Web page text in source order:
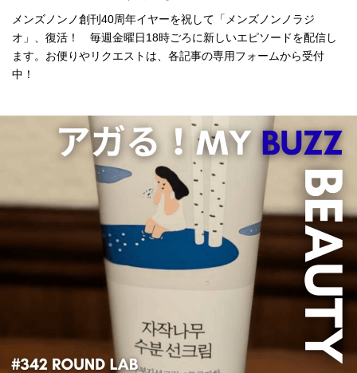
メンズノンノ創刊40周年イヤーを祝して「メンズノンノラジ
オ」、復活！ 毎週金曜日18時ごろに新しいエピソードを配信し
ます。お便りやリクエストは、各記事の専用フォームから受付
中！